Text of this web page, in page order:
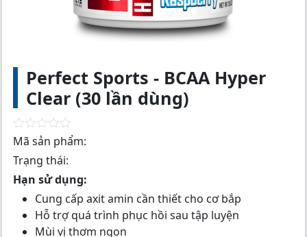
Perfect Sports - BCAA Hyper
Clear (30 lần dùng)
R
t
d
Mã sản phẩm:
Trạng thái:
Hạn sử dụng:
Cung cấp axit amin cần thiết cho cơ bắp
Hỗ trợ quá trình phục hồi sau tập luyện
Mùi vị thơm ngon